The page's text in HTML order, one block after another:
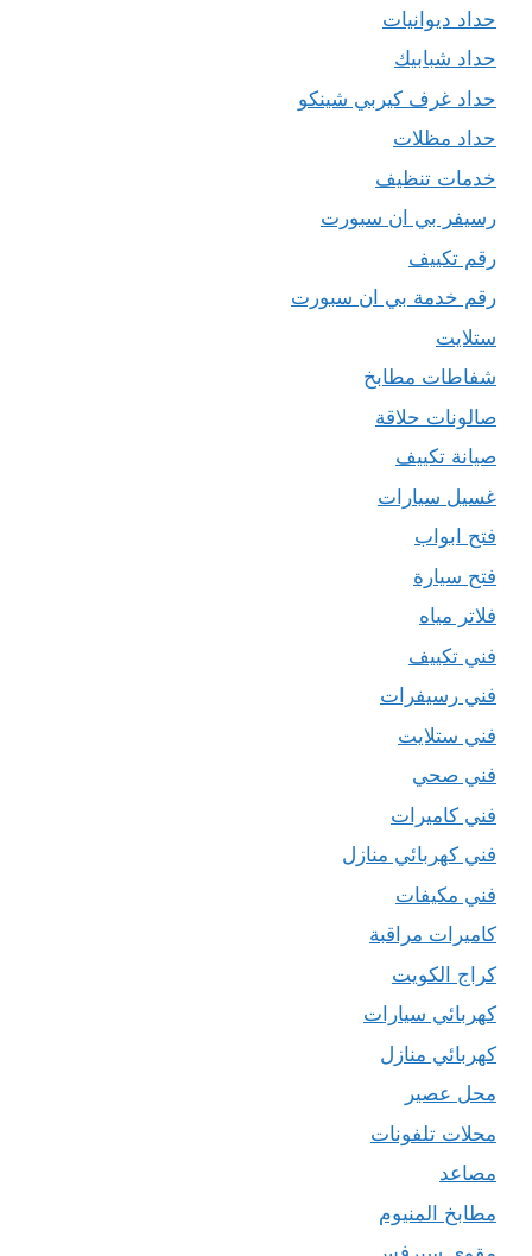
حداد ديوانيات
حداد شبابيك
حداد غرف كيربي شينكو
حداد مظلات
خدمات تنظيف
رسيفر بي ان سبورت
رقم تكييف
رقم خدمة بي ان سبورت
ستلايت
شفاطات مطابخ
صالونات حلاقة
صيانة تكييف
غسيل سيارات
فتح ابواب
فتح سيارة
فلاتر مياه
فني تكييف
فني رسيفرات
فني ستلايت
فني صحي
فني كاميرات
فني كهربائي منازل
فني مكيفات
كاميرات مراقبة
كراج الكويت
كهربائي سيارات
كهربائي منازل
محل عصير
محلات تلفونات
مصاعد
مطابخ المنيوم